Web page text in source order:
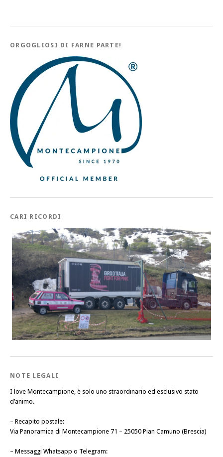
ORGOGLIOSI DI FARNE PARTE!
CARI RICORDI
NOTE LEGALI
I love Montecampione, è solo uno straordinario ed esclusivo stato
d’animo.
– Recapito postale:
Via Panoramica di Montecampione 71 – 25050 Pian Camuno (Brescia)
– Messaggi Whatsapp o Telegram: